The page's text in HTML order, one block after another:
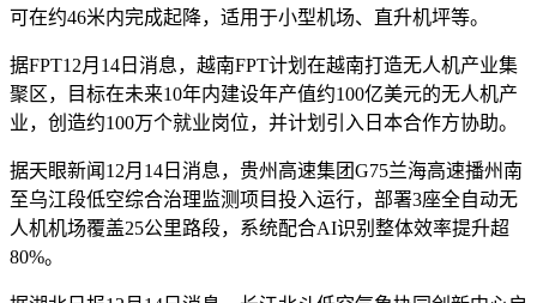
可在约46米内完成起降，适用于小型机场、直升机坪等。
据FPT12月14日消息，越南FPT计划在越南打造无人机产业集
聚区，目标在未来10年内建设年产值约100亿美元的无人机产
业，创造约100万个就业岗位，并计划引入日本合作方协助。
据天眼新闻12月14日消息，贵州高速集团G75兰海高速播州南
至乌江段低空综合治理监测项目投入运行，部署3座全自动无
人机机场覆盖25公里路段，系统配合AI识别整体效率提升超
80%。